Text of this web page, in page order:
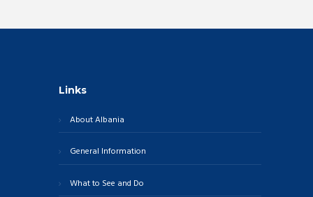
Links
About Albania
General Information
What to See and Do